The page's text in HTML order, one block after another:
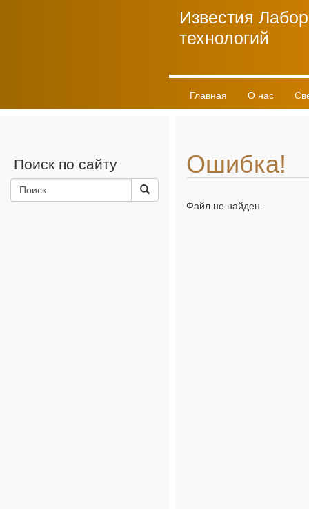
Известия
технологий
Главная О нас
Поиск по сайту Ошибка!
Файл не найден.